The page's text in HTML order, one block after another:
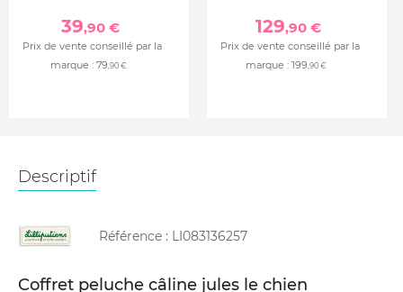
39,90 €
Prix de vente conseillé par la
marque : 79,90 €
129,90 €
Prix de vente conseillé par la
marque : 199,90 €
Descriptif
Référence : LI083136257
Coffret peluche câline jules le chien